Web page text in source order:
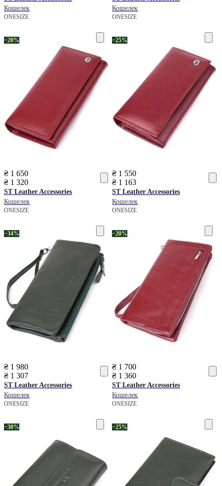
Кошелек
ONESIZE
Кошелек
ONESIZE
−20%
₴ 1 650
₴ 1 320
ST Leather Accessories
Кошелек
ONESIZE
−25%
₴ 1 550
₴ 1 163
ST Leather Accessories
Кошелек
ONESIZE
−34%
₴ 1 980
₴ 1 307
ST Leather Accessories
Кошелек
ONESIZE
−20%
₴ 1 700
₴ 1 360
ST Leather Accessories
Кошелек
ONESIZE
−30% −25%